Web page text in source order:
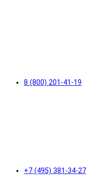
8 (800) 201-41-19
+7 (495) 381-34-27